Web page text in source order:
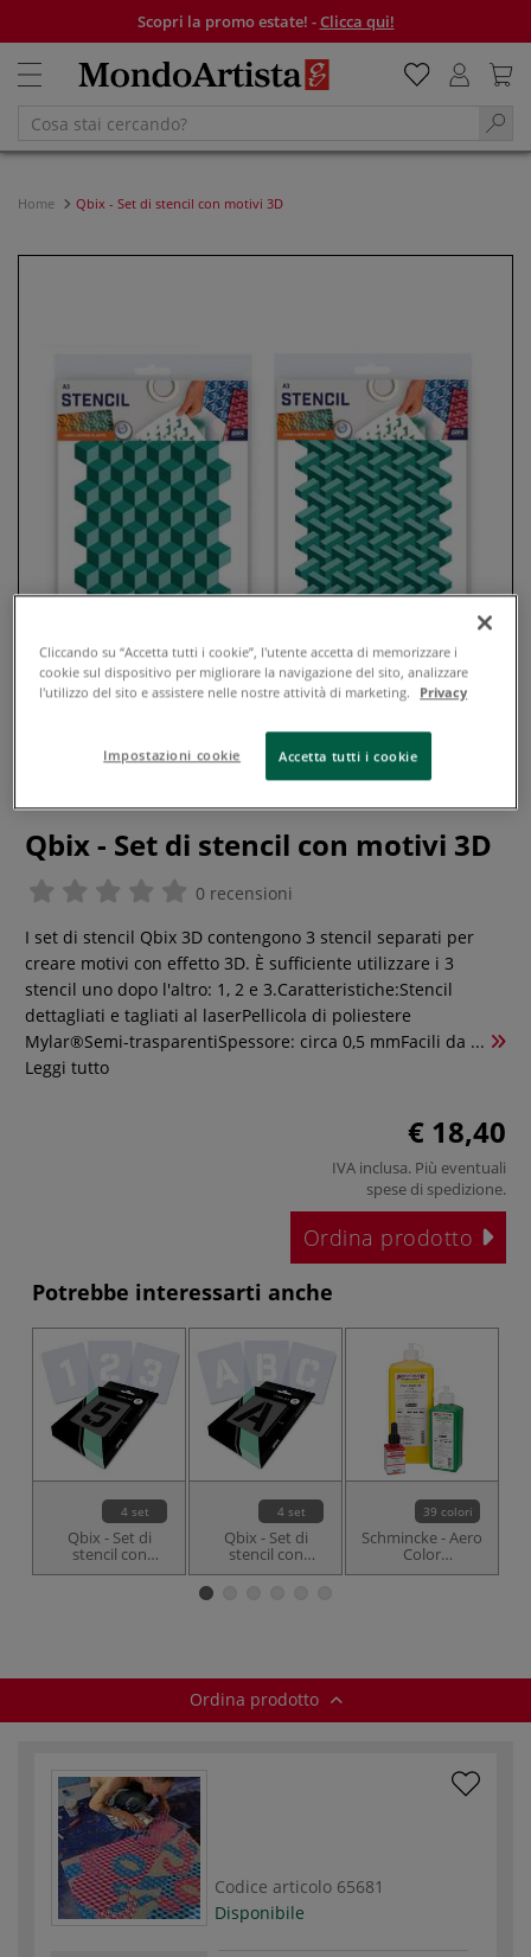
Scopri la promo estate! -Clicca qui!
Home Qbix - Set di stencil con motivi 3D
Qbix - Set di stencil con motivi 3D
0 recensioni
I set di stencil Qbix 3D contengono 3 stencil separati per
creare motivi con effetto 3D. È sufficiente utilizzare i 3
stencil uno dopo l'altro: 1, 2 e 3.Caratteristiche:Stencil
dettagliati e tagliati al laserPellicola di poliestere
Mylar®Semi-trasparentiSpessore: circa 0,5 mmFacili da ...
Leggi tutto
€ 18,40
IVA inclusa. Più eventuali
spese di spedizione.
Ordina prodotto
Potrebbe interessarti anche
4 set
Qbix - Set di
stencil con
numeri e caratteri
4 set
Qbix - Set di
stencil con
alfabeto
39 colori
Schmincke - Aero
Color
Professional,
Ordina prodotto
Codice articolo 65681
Disponibile
Cliccando su “Accetta tutti i cookie”, l'utente accetta di memorizzare i
cookie sul dispositivo per migliorare la navigazione del sito, analizzare
l'utilizzo del sito e assistere nelle nostre attività di marketing.
Privacy
Impostazioni cookie Accetta tutti i cookie